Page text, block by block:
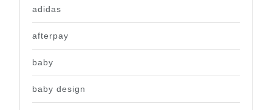
adidas
afterpay
baby
baby design